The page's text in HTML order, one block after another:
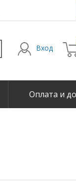
Вход
Оплата и